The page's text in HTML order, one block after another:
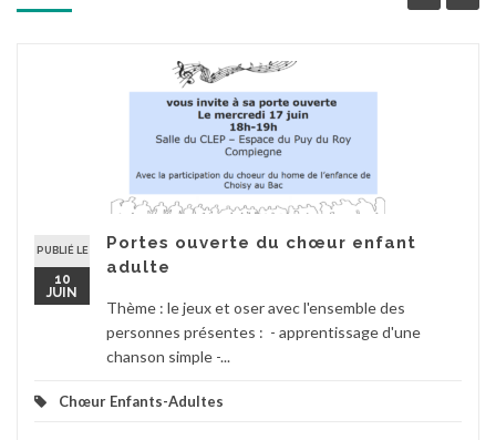
PUBLIÉ LE
10
JUIN
Portes ouverte du chœur enfant
adulte
Thème : le jeux et oser avec l'ensemble des
personnes présentes : - apprentissage d'une
chanson simple -...
Chœur Enfants-Adultes